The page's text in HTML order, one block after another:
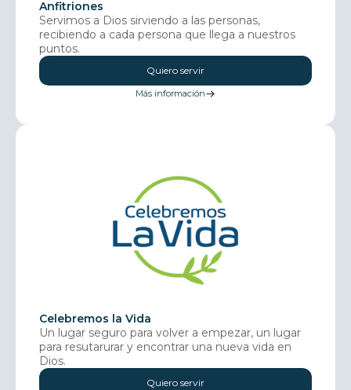
Anfitriones
Servimos a Dios sirviendo a las personas,
recibiendo a cada persona que llega a nuestros
puntos.
Quiero servir
Más información
Celebremos la Vida
Un lugar seguro para volver a empezar, un lugar
para resutarurar y encontrar una nueva vida en
Dios.
Quiero servir